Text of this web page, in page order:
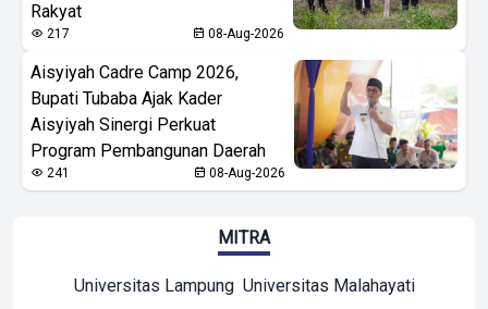
Rakyat
217 08-Aug-2026
Aisyiyah Cadre Camp 2026,
Bupati Tubaba Ajak Kader
Aisyiyah Sinergi Perkuat
Program Pembangunan Daerah
241 08-Aug-2026
MITRA
Universitas Lampung Universitas Malahayati